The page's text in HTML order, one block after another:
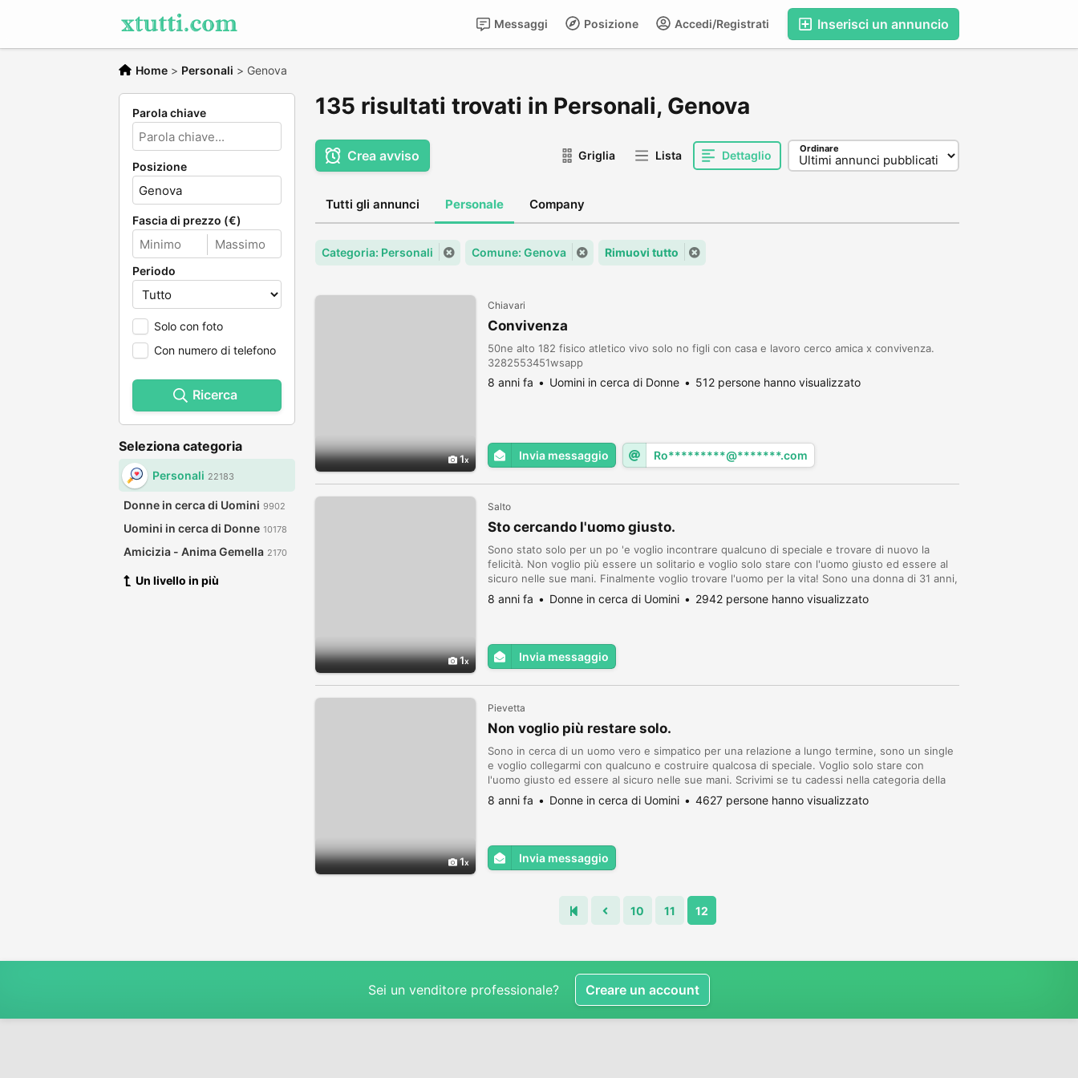
Inserisci un annuncio
Accedi/Registrati
Posizione
Messaggi
Home > Personali > Genova
Parola chiave
Posizione
Fascia di prezzo (€)
Periodo
Solo con foto
Con numero di telefono
Ricerca
Seleziona categoria
Personali 22183
Donne in cerca di Uomini 9902
Uomini in cerca di Donne 10178
Amicizia - Anima Gemella 2170
Un livello in più
135 risultati trovati in Personali, Genova
Crea avviso Griglia Lista Dettaglio Ordinare
Tutti gli annunci Personale Company
Categoria: Personali Comune: Genova Rimuovi tutto
1
Chiavari
Convivenza
50ne alto 182 fisico atletico vivo solo no figli con casa e lavoro cerco amica x convivenza.
3282553451wsapp
8 anni fa Uomini in cerca di Donne 512 persone hanno visualizzato
Invia messaggio Ro*********@*******.com
1
Salto
Sto cercando l'uomo giusto.
Sono stato solo per un po 'e voglio incontrare qualcuno di speciale e trovare di nuovo la
felicità. Non voglio più essere un solitario e voglio solo stare con l'uomo giusto ed essere al
sicuro nelle sue mani. Finalmente voglio trovare l'uomo per la vita! Sono una donna di 31 anni,
onesta, amichevole, amorevole e gentile, leale, a volte anche caotica, umorist...
8 anni fa Donne in cerca di Uomini 2942 persone hanno visualizzato
Invia messaggio
1
Pievetta
Non voglio più restare solo.
Sono in cerca di un uomo vero e simpatico per una relazione a lungo termine, sono un single
e voglio collegarmi con qualcuno e costruire qualcosa di speciale. Voglio solo stare con
l'uomo giusto ed essere al sicuro nelle sue mani. Scrivimi se tu cadessi nella categoria della
tua ricerca, non nel gioco per favore sii serio e sii sicuro che mi vuoi
8 anni fa Donne in cerca di Uomini 4627 persone hanno visualizzato
Invia messaggio
10 11 12
Sei un venditore professionale? Creare un account